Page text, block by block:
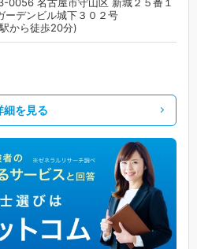
ーデンビル城下３０２号
から徒歩20分)
細を見る